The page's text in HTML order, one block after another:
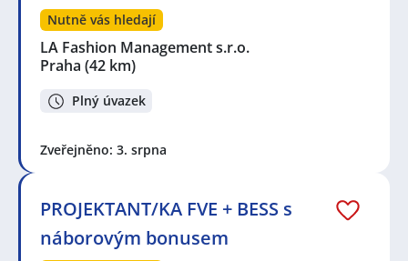
Nutně vás hledají
LA Fashion Management s.r.o.
Praha (42 km)
Plný úvazek
Zveřejněno: 3. srpna
PROJEKTANT/KA FVE + BESS s
náborovým bonusem